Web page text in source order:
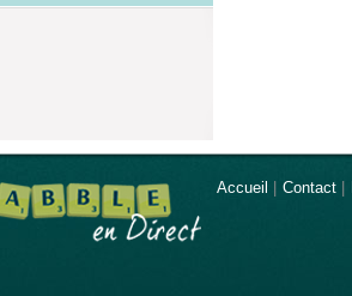
Accueil Contact